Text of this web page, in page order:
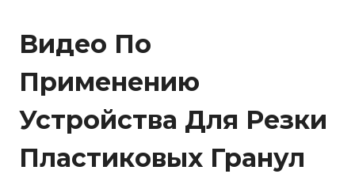
Видео По
Применению
Устройства Для Резки
Пластиковых Гранул